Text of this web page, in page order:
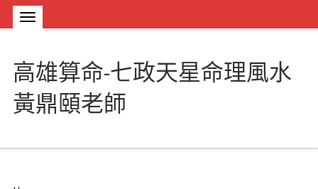
高雄算命-七政天星命理風水
黃鼎頤老師